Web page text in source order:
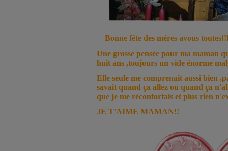
Bonne fête des méres avous
Une grosse pensée pour ma maman
huit ans ,toujours un vide énorme
Elle seule me comprenait aussi bien
savait quand ça allez ou quand ça
que je me réconfortais et plus rien
JE T'AIME MAMAN!!